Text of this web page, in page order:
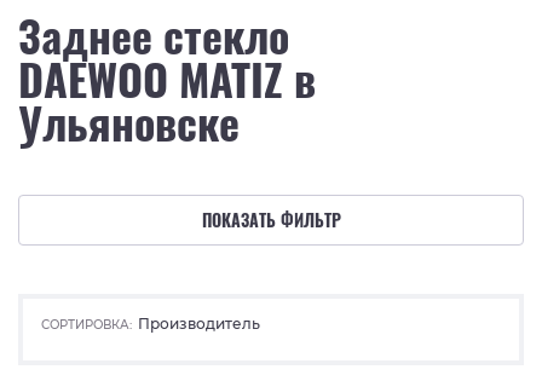
Заднее стекло
DAEWOO MATIZ в
Ульяновске
ПОКАЗАТЬ ФИЛЬТР
СОРТИРОВКА: Производитель